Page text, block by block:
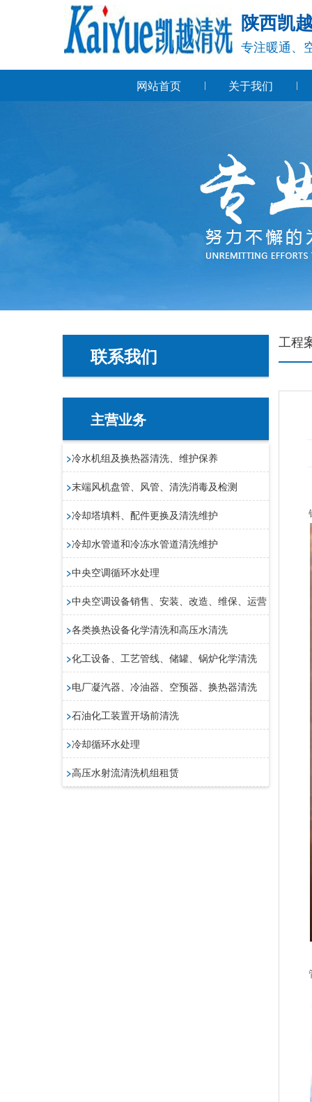
陕西凯
专注暖通、
网站首页 关于我们
联系我们
主营业务
>冷水机组及换热器清洗、维护保养
>末端风机盘管、风管、清洗消毒及检测
>冷却塔填料、配件更换及清洗维护
>冷却水管道和冷冻水管道清洗维护
>中央空调循环水处理
>中央空调设备销售、安装、改造、维保、运营
>各类换热设备化学清洗和高压水清洗
>化工设备、工艺管线、储罐、锅炉化学清洗
>电厂凝汽器、冷油器、空预器、换热器清洗
>石油化工装置开场前清洗
>冷却循环水处理
>高压水射流清洗机组租赁
工程